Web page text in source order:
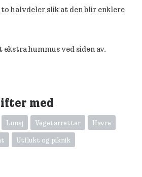
halvdeler slik at den blir enklere
hummus ved siden av.
med
Lunsj Vegetarretter
Havre
Utflukt og piknik